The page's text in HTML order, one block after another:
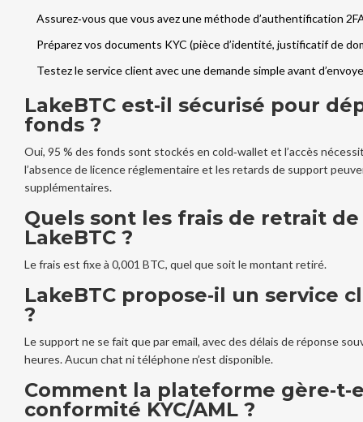
Assurez‑vous que vous avez une méthode d’authentification
Préparez vos documents KYC (pièce d’identité, justificatif de
Testez le service client avec une demande simple avant
LakeBTC est‑il sécurisé pour
fonds ?
Oui, 95 % des fonds sont stockés en cold‑wallet et l’accès
l’absence de licence réglementaire et les retards de support
supplémentaires.
Quels sont les frais de retrait
LakeBTC ?
Le frais est fixe à 0,001 BTC, quel que soit le montant retiré.
LakeBTC propose‑il un service
?
Le support ne se fait que par email, avec des délais de réponse
heures. Aucun chat ni téléphone n’est disponible.
Comment la plateforme
conformité KYC/AML ?